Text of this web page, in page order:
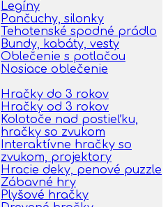
Legíny
Pančuchy, silonky
Tehotenské spodné prádlo
Bundy, kabáty, vesty
Oblečenie s potlačou
Nosiace oblečenie
Hračky do 3 rokov
Hračky od 3 rokov
Kolotoče nad postieľku,
hračky so zvukom
Interaktívne hračky so
zvukom, projektory
Hracie deky, penové puzzle
Zábavné hry
Plyšové hračky